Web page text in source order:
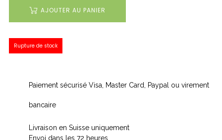
AJOUTER AU PANIER
Rupture de stock
Paiement sécurisé Visa, Master Card, Paypal ou virement
bancaire
Livraison en Suisse uniquement
Envoi dans les 72 heures